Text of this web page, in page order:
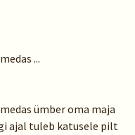
...
ümber oma maja
ajal tuleb katusele pilt